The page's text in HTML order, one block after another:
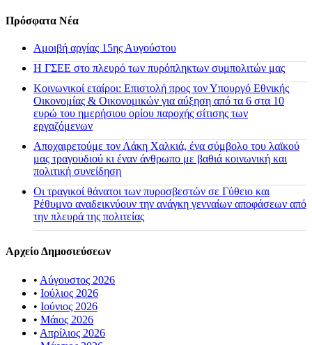
Πρόσφατα Νέα
Αμοιβή αργίας 15ης Αυγούστου
H ΓΣΕΕ στο πλευρό των πυρόπληκτων συμπολιτών μας
Κοινωνικοί εταίροι: Επιστολή προς τον Υπουργό Εθνικής
Οικονομίας & Οικονομικών για αύξηση από τα 6 στα 10
ευρώ του ημερήσιου ορίου παροχής σίτισης των
εργαζόμενων
Αποχαιρετούμε τον Λάκη Χαλκιά, ένα σύμβολο του λαϊκού
μας τραγουδιού κι έναν άνθρωπο με βαθιά κοινωνική και
πολιτική συνείδηση
Οι τραγικοί θάνατοι των πυροσβεστών σε Γύθειο και
Ρέθυμνο αναδεικνύουν την ανάγκη γενναίων αποφάσεων από
την πλευρά της πολιτείας
Αρχείο Δημοσιεύσεων
• Αύγουστος 2026
• Ιούλιος 2026
• Ιούνιος 2026
• Μάιος 2026
• Απρίλιος 2026